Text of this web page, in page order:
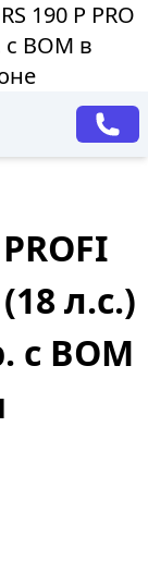
190 P PRO
с ВОМ в
л.с.)
с ВОМ